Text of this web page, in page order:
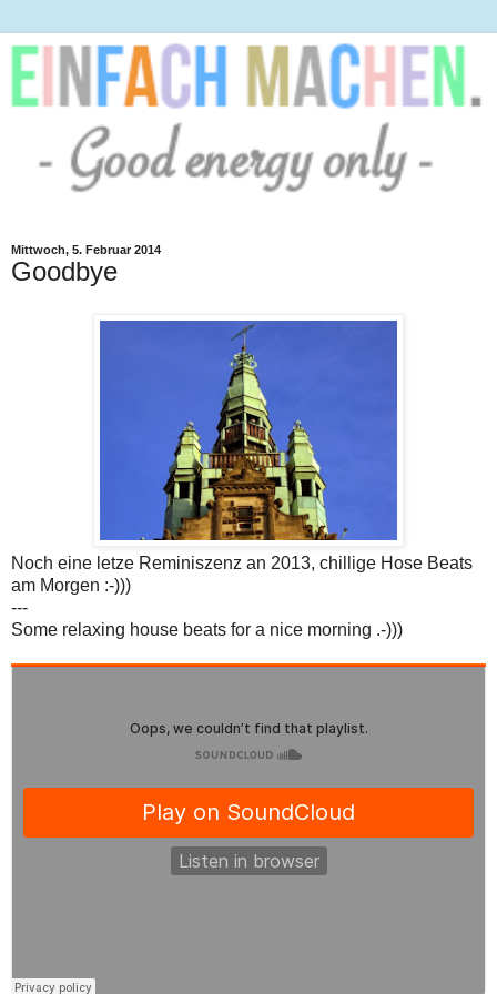
Mittwoch, 5. Februar 2014
Goodbye
Noch eine letze Reminiszenz an 2013, chillige Hose Beats
am Morgen :-)))
---
Some relaxing house beats for a nice morning .-)))